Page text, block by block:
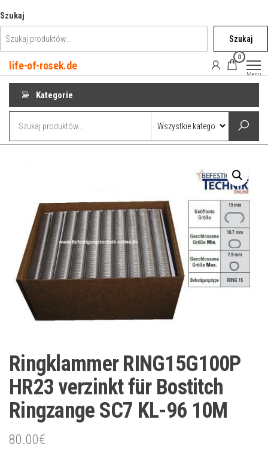
do
treści
Szukaj
Szukaj
life-of-rosek.de
0
Menu
Kategorie
Ringklammer RING15G100P
HR23 verzinkt für Bostitch
Ringzange SC7 KL-96 10M
80.00€